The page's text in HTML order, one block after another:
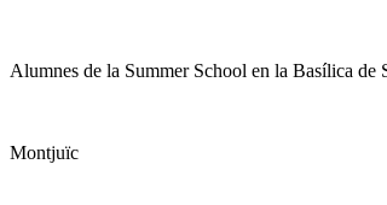
Alumnes de la Summer School en la Basílica de
Montjuïc